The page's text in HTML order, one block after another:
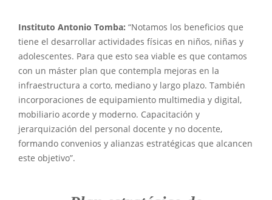
Instituto Antonio Tomba: “Notamos los beneficios que
tiene el desarrollar actividades físicas en niños, niñas y
adolescentes. Para que esto sea viable es que contamos
con un máster plan que contempla mejoras en la
infraestructura a corto, mediano y largo plazo. También
incorporaciones de equipamiento multimedia y digital,
mobiliario acorde y moderno. Capacitación y
jerarquización del personal docente y no docente,
formando convenios y alianzas estratégicas que alcancen
este objetivo”.